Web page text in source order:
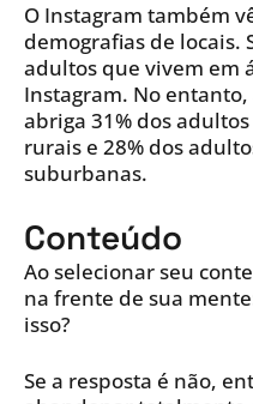
O Instagram também
demografias de locais.
adultos que vivem em
Instagram. No
abriga 31% dos
rurais e 28% dos
suburbanas.
Conteúdo
Ao selecionar seu
na frente de sua
isso?
Se a resposta é não,